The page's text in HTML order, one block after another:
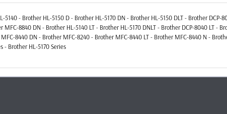
- Brother HL-5150 D - Brother HL-5170 DN - Brother HL-5150 DLT - Brother DCP-
8840 DN - Brother HL-5140 LT - Brother HL-5170 DNLT - Brother DCP-8040 LT -
8440 DN - Brother MFC-8240 - Brother MFC-8440 LT - Brother MFC-8440 N -
- Brother HL-5170 Series